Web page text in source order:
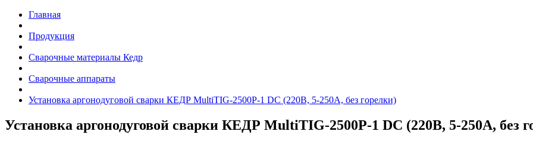
Главная
Продукция
Сварочные материалы Кедр
Сварочные аппараты
Установка аргонодуговой сварки КЕДР MultiTIG-2500P-1 DC (220В, 5-250А, без горелки)
Установка аргонодуговой сварки КЕДР MultiTIG-2500P-1 DC (220В, 5-250А, без